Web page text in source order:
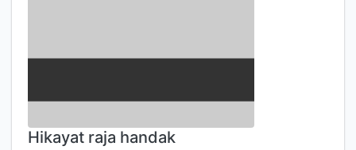
Hikayat raja handak